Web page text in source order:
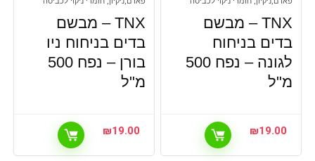
TNX – מבשם
בדים בניחוח
לגונה – נפח 500
מ"ל
₪19.00
TNX – מבשם
בדים בניחוח ניו
בורן – נפח 500
מ"ל
₪19.00